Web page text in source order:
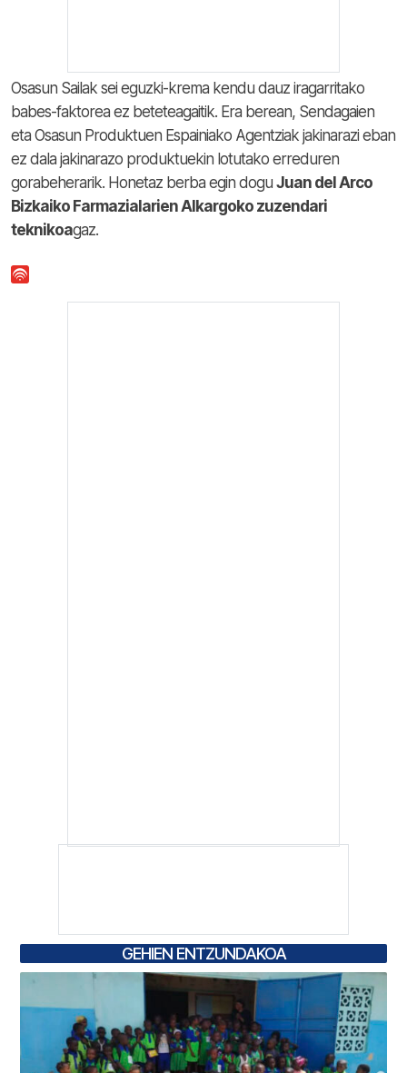
Osasun Sailak sei eguzki-krema kendu dauz iragarritako
babes-faktorea ez beteteagaitik. Era berean, Sendagaien
eta Osasun Produktuen Espainiako Agentziak jakinarazi eban
ez dala jakinarazo produktuekin lotutako erreduren
gorabeherarik. Honetaz berba egin dogu Juan del Arco
Bizkaiko Farmazialarien Alkargoko zuzendari
teknikoagaz.
GEHIEN ENTZUNDAKOA